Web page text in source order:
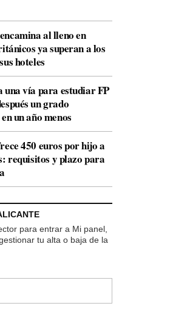
al lleno en
ya superan a los
hoteles
una vía para estudiar FP
un grado
un año menos
450 euros por hijo a
requisitos y plazo para
para entrar a Mi panel,
tu alta o baja de la